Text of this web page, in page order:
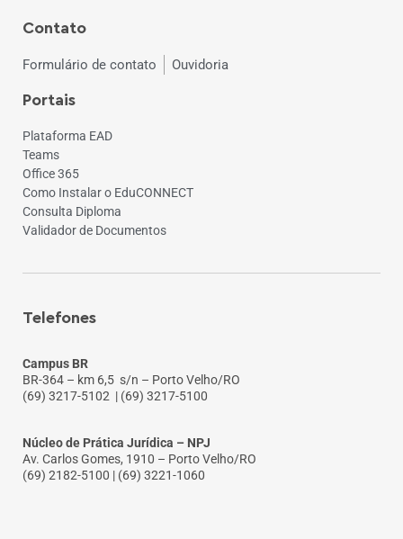
Contato
Formulário de contato Ouvidoria
Portais
Plataforma EAD
Teams
Office 365
Como Instalar o EduCONNECT
Consulta Diploma
Validador de Documentos
Telefones
Campus BR
BR-364 – km 6,5 s/n – Porto Velho/RO
(69) 3217-5102 | (69) 3217-5100
Núcleo de Prática Jurídica – NPJ
Av. Carlos Gomes, 1910 – Porto Velho/RO
(69) 2182-5100 | (69) 3221-1060